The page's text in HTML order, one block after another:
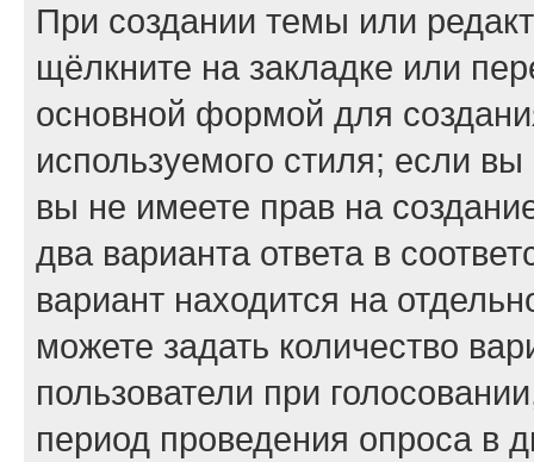
При создании темы или
щёлкните на закладке или
основной формой для
используемого стиля; если
вы не имеете прав на
два варианта ответа в
вариант находится на
можете задать количество
пользователи при
период проведения опроса в